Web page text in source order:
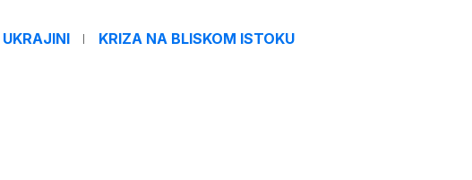
KRIZA NA BLISKOM ISTOKU